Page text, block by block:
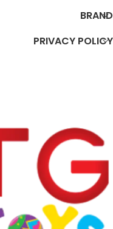
BRAND
PRIVACY POLICY